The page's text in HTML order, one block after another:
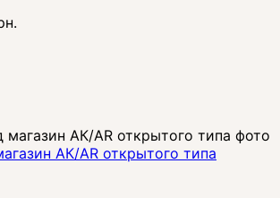
АК/AR открытого типа